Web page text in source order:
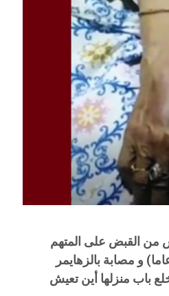
من القبض على المتهم
اغتصاب و الاعتداء بالعنف الشديد على امرأة ثمانينية (75 عاما) و مصابة بالزهايمر
باب منزلها أين تعيش